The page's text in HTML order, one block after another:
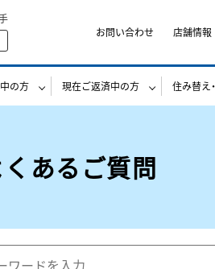
お問い合わせ 店舗情報
の方 現在ご返済中の方 住み替え
くあるご質問